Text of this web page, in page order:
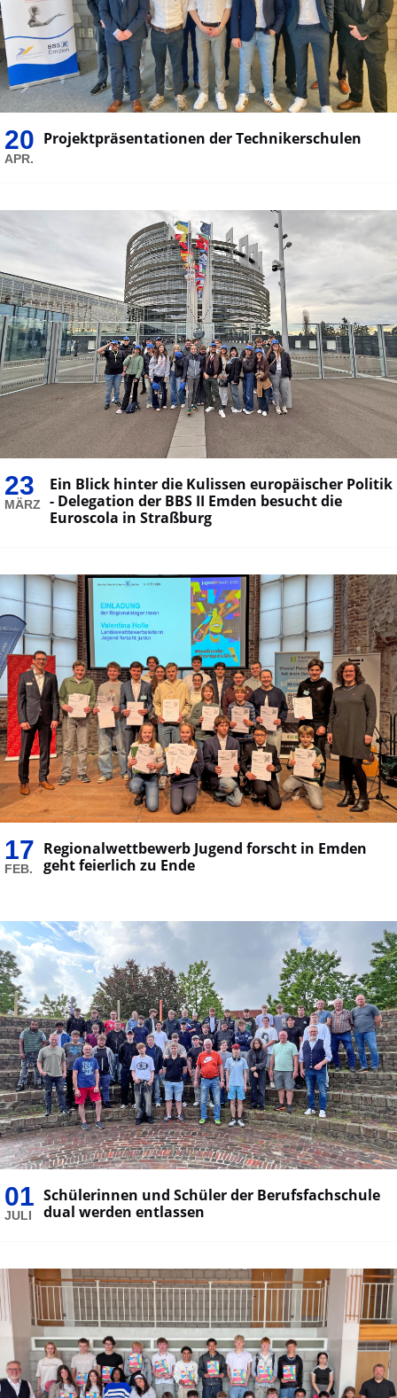
20
APR.
Projektpräsentationen der Technikerschulen
23
MÄRZ
Ein Blick hinter die Kulissen europäischer Politik
- Delegation der BBS II Emden besucht die
Euroscola in Straßburg
17
FEB.
Regionalwettbewerb Jugend forscht in Emden
geht feierlich zu Ende
01
JULI
Schülerinnen und Schüler der Berufsfachschule
dual werden entlassen